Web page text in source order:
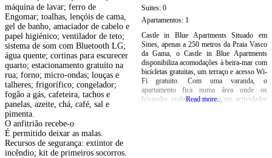
máquina de lavar; ferro de
Engomar; toalhas, lençóis de cama,
gel de banho, amaciador de cabelo e
papel higiénico; ventilador de teto;
sistema de som com Bluetooth LG;
água quente; cortinas para escurecer
quarto; estacionamento gratuito na
rua; forno; micro-ondas; louças e
talheres; frigorífico; congelador;
fogão a gás, cafeteira, tachos e
panelas, azeite, chá, café, sal e
pimenta.
O anfitrião recebe-o
É permitido deixar as malas.
Recursos de segurança: extintor de
incêndio; kit de primeiros socorros.
Suites: 0
Apartamentos: 1
Castle in Blue Apartments Situado em
Sines, apenas a 250 metros da Praia Vasco
da Gama, o Castle in Blue Apartments
disponibiliza acomodações à beira-mar com
bicicletas gratuitas, um terraço e acesso Wi-
Fi gratuito. Com uma varanda, o
apartamento fica numa área onde os
hóspedes podem participar em actividades
Read more...